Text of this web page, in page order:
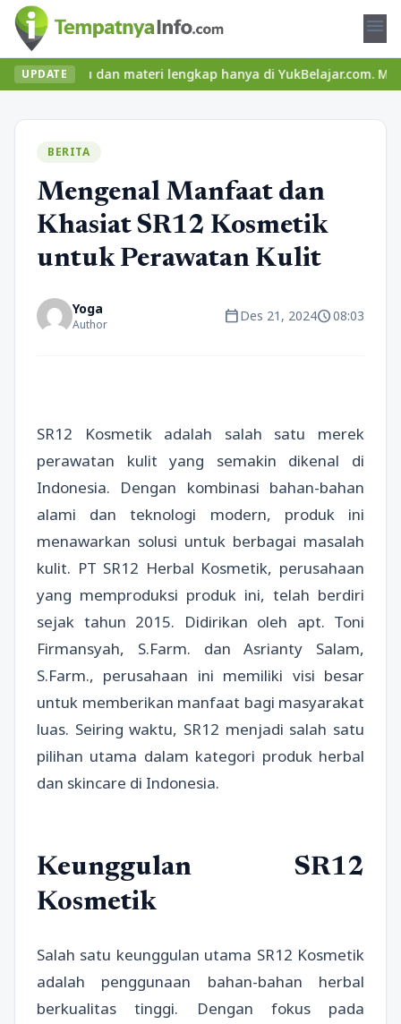
menu
UPDATE
dan materi lengkap hanya di YukBelajar.com. Mulai
BERITA
Mengenal Manfaat dan
Khasiat SR12 Kosmetik
untuk Perawatan Kulit
Yoga
Author calendar_todayDes 21, 2024schedule08:03
SR12 Kosmetik adalah salah satu merek
perawatan kulit yang semakin dikenal di
Indonesia. Dengan kombinasi bahan-bahan
alami dan teknologi modern, produk ini
menawarkan solusi untuk berbagai masalah
kulit. PT SR12 Herbal Kosmetik, perusahaan
yang memproduksi produk ini, telah berdiri
sejak tahun 2015. Didirikan oleh apt. Toni
Firmansyah, S.Farm. dan Asrianty Salam,
S.Farm., perusahaan ini memiliki visi besar
untuk memberikan manfaat bagi masyarakat
luas. Seiring waktu, SR12 menjadi salah satu
pilihan utama dalam kategori produk herbal
dan skincare di Indonesia.
Keunggulan SR12
Kosmetik
Salah satu keunggulan utama SR12 Kosmetik
adalah penggunaan bahan-bahan herbal
berkualitas tinggi. Dengan fokus pada